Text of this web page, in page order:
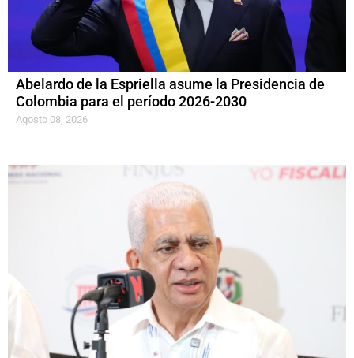
Abelardo de la Espriella asume la Presidencia de
Colombia para el período 2026-2030
Agosto 08, 2026